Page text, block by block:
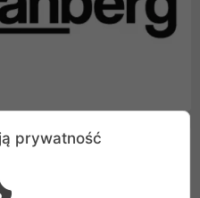
prywatność